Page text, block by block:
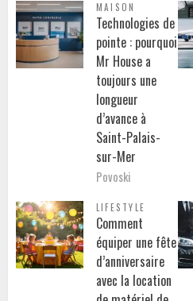
MAISON
Technologies de
pointe : pourquoi
Mr House a
toujours une
longueur
d’avance à
Saint-Palais-
sur-Mer
Povoski
LIFESTYLE
Comment
équiper une fête
d’anniversaire
avec la location